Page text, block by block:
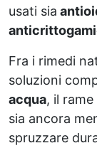
usati sia
Fra i rimedi
soluzioni
acqua, il
sia ancora
spruzzare